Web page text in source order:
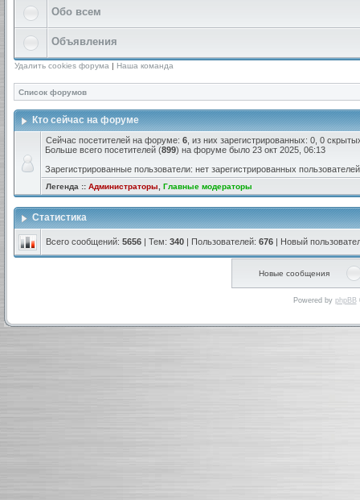
Обо всем
Объявления
Удалить cookies форума | Наша команда
Список форумов
Кто сейчас на форуме
Сейчас посетителей на форуме: 6 , из них зарегистрированных: 0, 0
Больше всего посетителей (899) на форуме было 23 окт 2025, 06:13
Зарегистрированные пользователи: нет зарегистрированных пользователей
Легенда :: Администраторы Главные модераторы
Статистика
Всего сообщений: 5656 | Тем: 340 | Пользователей: 676 | Новый
Новые сообщения
Powered by phpBB